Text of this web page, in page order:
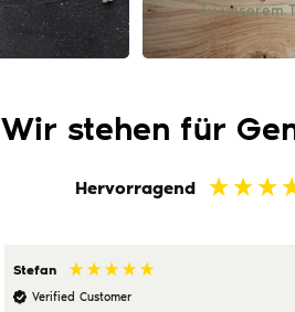
Zu unserem
Wir stehen für
Hervorragend
Stefan
Verified Customer